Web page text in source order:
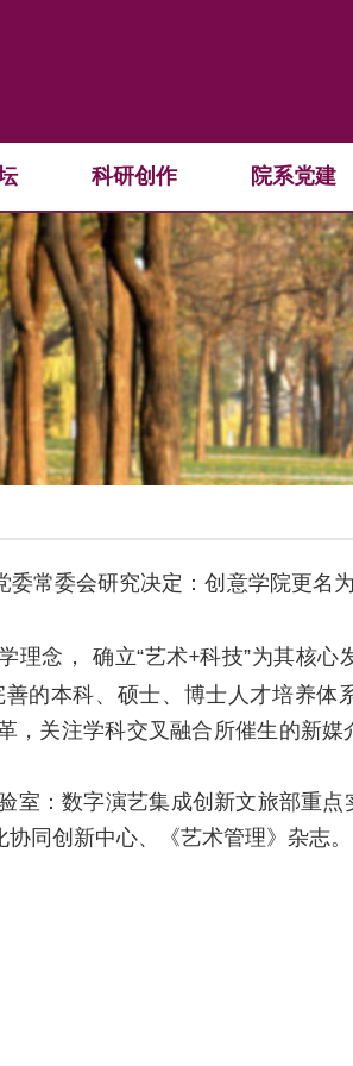
科研创作 院系党建
委常委会研究决定：创意学院更名
理念， 确立“艺术+科技”为其核心
的本科、硕士、博士人才培养体
关注学科交叉融合所催生的新媒
室：数字演艺集成创新文旅部重
同创新中心、《艺术管理》杂志。